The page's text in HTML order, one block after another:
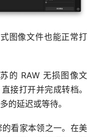
图像文件也能正常打
的 RAW 无损图像文
接打开并完成转档。
的延迟或等待。
看家本领之一。在美